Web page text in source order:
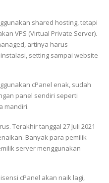
shared hosting, tetapi
VPS (Virtual Private Server).
artinya harus
setting sampai website
cPanel enak, sudah
panel sendiri seperti
mandiri.
Terakhir tanggal 27 Juli 2021
Banyak para pemilik
server menggunakan
cPanel akan naik lagi,